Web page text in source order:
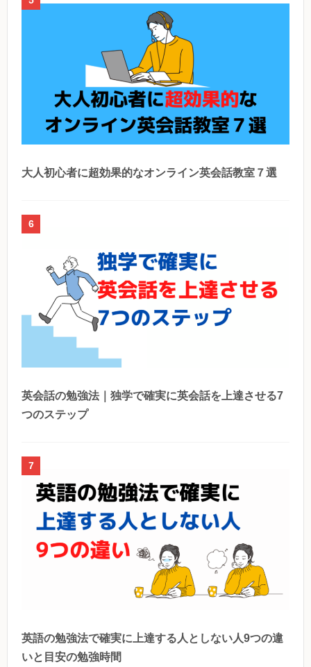
大人初心者に超効果的なオンライン英会話教室７選
6
英会話の勉強法｜独学で確実に英会話を上達させる7
つのステップ
7
英語の勉強法で確実に上達する人としない人9つの違
いと目安の勉強時間